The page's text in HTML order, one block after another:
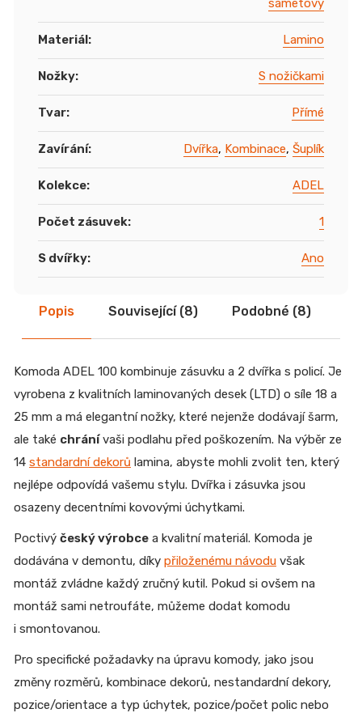
Materiál: Lamino
Nožky: S nožičkami
Tvar: Přímé
Zavírání: Dvířka, Kombinace, Šuplík
Kolekce: ADEL
Počet zásuvek: 1
S dvířky: Ano
Popis Související (8) Podobné (8)
Komoda ADEL 100 kombinuje zásuvku a 2 dvířka s policí. Je
vyrobena z kvalitních laminovaných desek (LTD) o síle 18 a
25 mm a má elegantní nožky, které nejenže dodávají šarm,
ale také chránívaši podlahu před poškozením. Na výběr ze
14 standardní dekorů lamina, abyste mohli zvolit ten, který
nejlépe odpovídá vašemu stylu. Dvířka i zásuvka jsou
osazeny decentními kovovými úchytkami.
Poctivý český výrobce a kvalitní materiál. Komoda je
dodávána v demontu, díky přiloženému návodu však
montáž zvládne každý zručný kutil. Pokud si ovšem na
montáž sami netroufáte, můžeme dodat komodu
i smontovanou.
Pro specifické požadavky na úpravu komody, jako jsou
změny rozměrů, kombinace dekorů, nestandardní dekory,
pozice/orientace a typ úchytek, pozice/počet polic nebo